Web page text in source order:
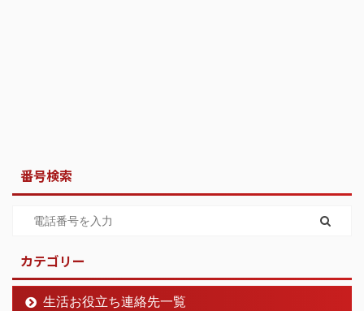
番号検索
カテゴリー
生活お役立ち連絡先一覧